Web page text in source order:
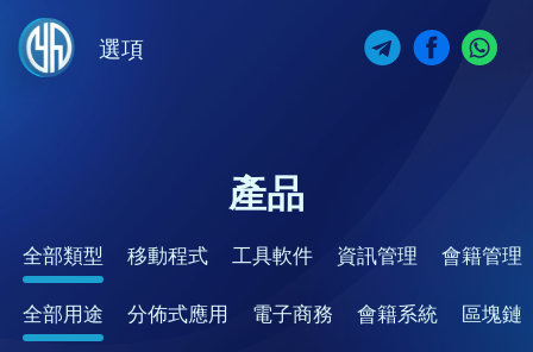
選項
產品
全部類型 移動程式 工具軟件 資訊管理 會籍管理
全部用途 分佈式應用 電子商務 會籍系統 區塊鏈